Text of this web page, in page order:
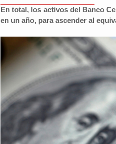
En total, los activos del Banco
en un año, para ascender al